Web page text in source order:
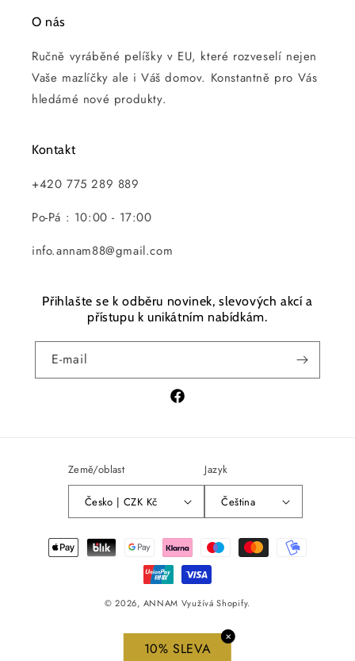
O nás
Ručně vyráběné pelíšky v EU, které rozveselí nejen
Vaše mazlíčky ale i Váš domov. Konstantně pro Vás
hledámé nové produkty.
Kontakt
+420 775 289 889
Po-Pá : 10:00 - 17:00
info.annam88@gmail.com
Přihlašte se k odběru novinek, slevových akcí a
přístupu k unikátním nabídkám.
E-mail
Facebook
Země/oblast
Česko | CZK Kč
Jazyk
Čeština
Platební
metody
© 2026, ANNAM Využívá Shopify.
✕
10% SLEVA